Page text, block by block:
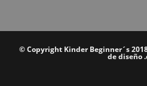
© Copyright Kinder Beginner´s
de diseño